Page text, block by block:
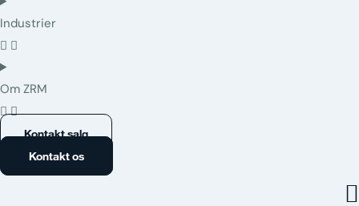
Industrier
Om ZRM
Kontakt salg
Kontakt os